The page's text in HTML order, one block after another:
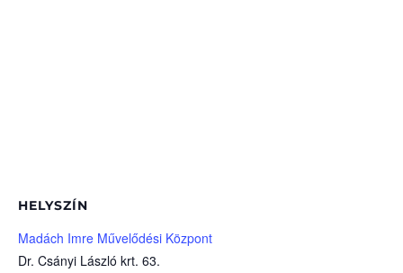
HELYSZÍN
Madách Imre Művelődési Központ
Dr. Csányi László krt. 63.